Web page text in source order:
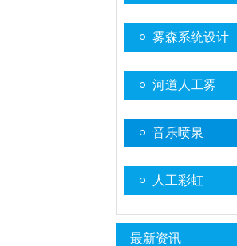
雾森系统设计
河道人工雾
音乐喷泉
人工彩虹
最新资讯